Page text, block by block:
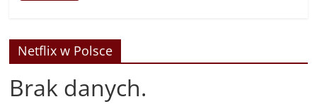
Netflix w Polsce
Brak danych.